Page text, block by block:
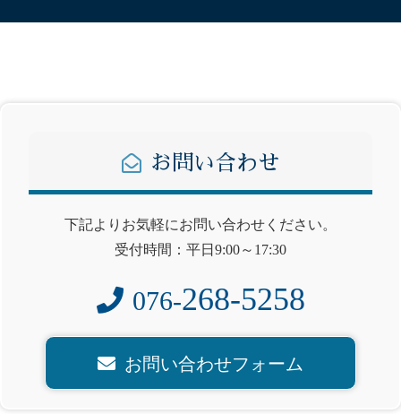
お問い合わせ
下記よりお気軽にお問い合わせください。
受付時間：平日9:00～17:30
076-268-5258
お問い合わせフォーム